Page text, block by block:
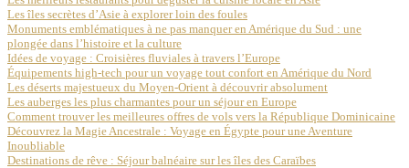
Les îles secrètes d’Asie à explorer loin des foules
Monuments emblématiques à ne pas manquer en Amérique du Sud : une
plongée dans l’histoire et la culture
Idées de voyage : Croisières fluviales à travers l’Europe
Équipements high-tech pour un voyage tout confort en Amérique du Nord
Les déserts majestueux du Moyen-Orient à découvrir absolument
Les auberges les plus charmantes pour un séjour en Europe
Comment trouver les meilleures offres de vols vers la République Dominicaine
Découvrez la Magie Ancestrale : Voyage en Égypte pour une Aventure
Inoubliable
Destinations de rêve : Séjour balnéaire sur les îles des Caraïbes